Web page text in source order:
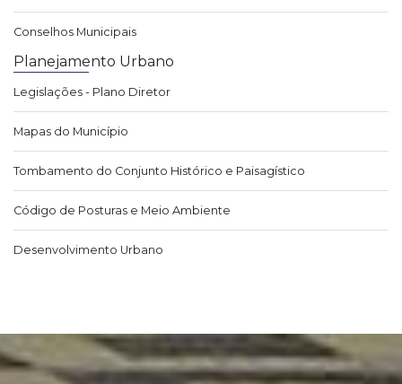
Conselhos Municipais
Planejamento Urbano
Legislações - Plano Diretor
Mapas do Município
Tombamento do Conjunto Histórico e Paisagístico
Código de Posturas e Meio Ambiente
Desenvolvimento Urbano